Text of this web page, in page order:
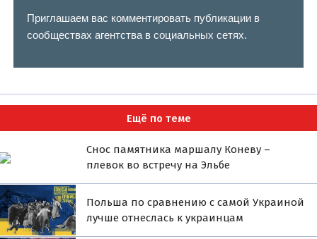
Приглашаем вас комментировать публикации в
сообществах агентства в социальных сетях.
Ещё по теме
Снос памятника маршалу Коневу –
плевок во встречу на Эльбе
Польша по сравнению с самой Украиной
лучше отнеслась к украинцам